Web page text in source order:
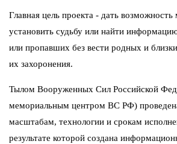
Главная цель проекта - дать
установить судьбу или найти
или пропавших без вести родных и
их захоронения.
Тылом Вооруженных Сил Российской
мемориальным центром ВС РФ)
масштабам, технологии и срокам
результате которой создана